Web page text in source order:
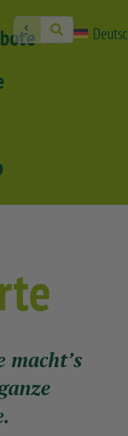
macht’s